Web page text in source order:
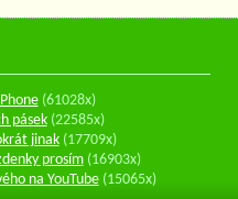
(61028x)
pásek(22585x)
jinak(17709x)
prosím(16903x)
na YouTube(15065x)